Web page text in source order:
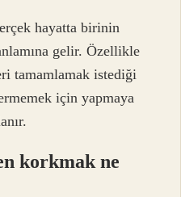
hayatta birinin
gelir. Özellikle
tamamlamak istediği
için yapmaya
korkmak ne